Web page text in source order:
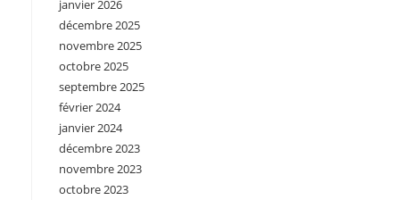
janvier 2026
décembre 2025
novembre 2025
octobre 2025
septembre 2025
février 2024
janvier 2024
décembre 2023
novembre 2023
octobre 2023